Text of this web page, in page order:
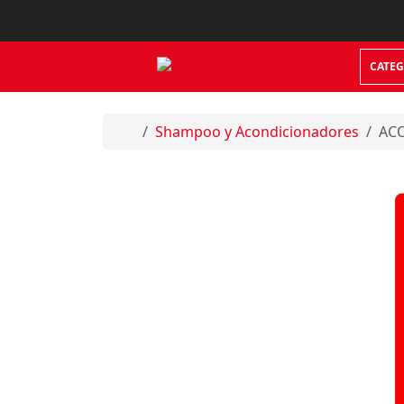
Home
Shampoo y Acondicionadores